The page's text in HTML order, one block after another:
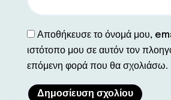
Αποθήκευσε το όνομά μου,
ιστότοπο μου σε αυτόν τον
επόμενη φορά που θα σχολιάσω.